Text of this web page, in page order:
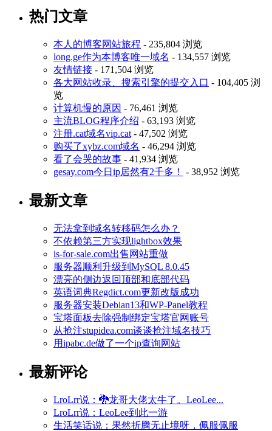
热门文章
本人的博客网站旅程 - 235,804 浏览
long.ge作为本博客唯一域名 - 134,557 浏览
友情链接 - 171,504 浏览
各大网站收录、搜索引擎的提交入口 - 104,405 浏
览
计算机慢的原因 - 76,461 浏览
主流BLOG程序介绍 - 63,193 浏览
注册.cat域名vip.cat - 47,502 浏览
购买了xybz.com域名 - 46,294 浏览
看了会哭的故事 - 41,934 浏览
gesay.com今日ip居然有2千多！
- 38,952 浏览
最新文章
无法拿到域名转移码怎么办？
不依赖第三方实现lightbox效果
is-for-sale.com出售网站重做
服务器顺利升级到MySQL 8.0.45
漂亮的侧边返回顶部和底部代码
英语词典Regdict.com更新改版成功
服务器安装Debian13和WP-Panel教程
宝塔面板去除强制绑定宝塔官网账号
从抢注stupidea.com谈谈抢注域名技巧
用ipabc.de做了一个ip查询网站
最新评论
LroLrr说：🐉龙哥大佬太牛了。LeoLee...
LroLrr说：LeoLee到此一游
生活笑话说：果然折腾无止境呀，佩服佩服